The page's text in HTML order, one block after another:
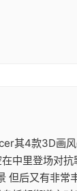
其4款3D画
中里登场对
但后又有非常